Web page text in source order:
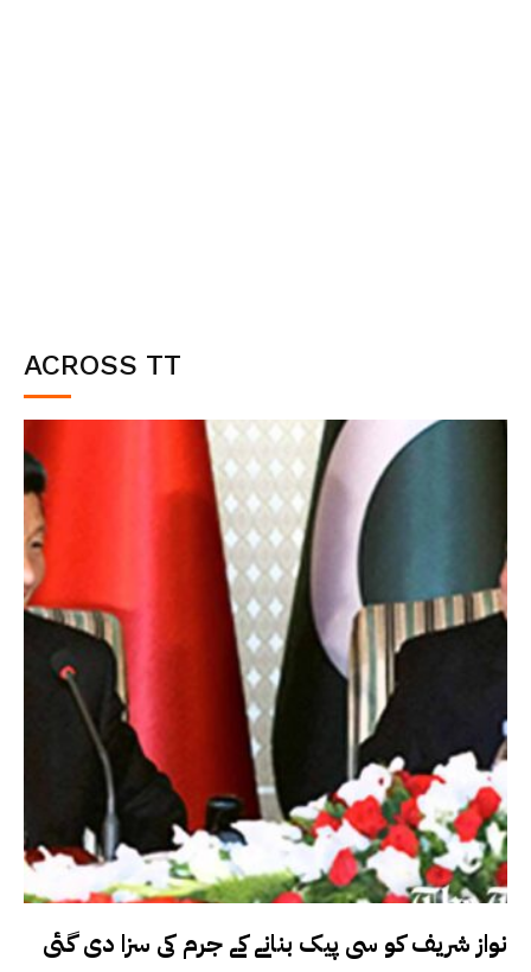
ACROSS TT
نواز شریف کو سی پیک بنانے کے جرم کی سزا دی گئی